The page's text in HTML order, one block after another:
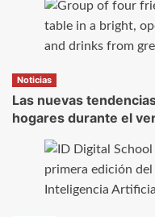
Noticias
Las nuevas
hogares durante el